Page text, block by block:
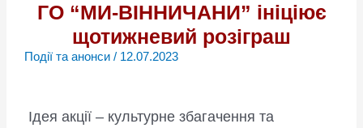
ГО “МИ-ВІННИЧАНИ” ініціює
щотижневий розіграш
Події та анонси/ 12.07.2023
Ідея акції – культурне збагачення та